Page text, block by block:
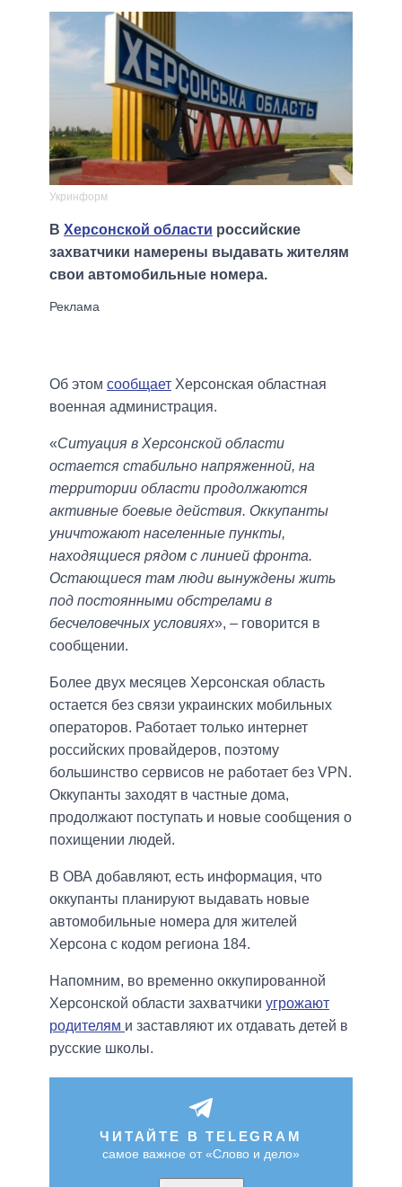
Укринформ
В Херсонской области российские
захватчики намерены выдавать жителям
свои автомобильные номера.
Об этом сообщает Херсонская областная
военная администрация.
«Ситуация в Херсонской области
остается стабильно напряженной, на
территории области продолжаются
активные боевые действия. Оккупанты
уничтожают населенные пункты,
находящиеся рядом с линией фронта.
Остающиеся там люди вынуждены жить
под постоянными обстрелами в
бесчеловечных условиях», – говорится в
сообщении.
Более двух месяцев Херсонская область
остается без связи украинских мобильных
операторов. Работает только интернет
российских провайдеров, поэтому
большинство сервисов не работает без VPN.
Оккупанты заходят в частные дома,
продолжают поступать и новые сообщения о
похищении людей.
В ОВА добавляют, есть информация, что
оккупанты планируют выдавать новые
автомобильные номера для жителей
Херсона с кодом региона 184.
Напомним, во временно оккупированной
Херсонской области захватчики угрожают
родителям и заставляют их отдавать детей в
русские школы.
ЧИТАЙТЕ В TELEGRAM
самое важное от «Слово и дело»